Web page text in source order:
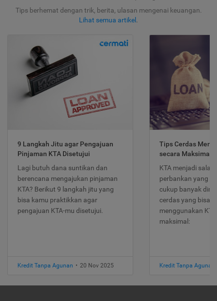
Tips berhemat dengan trik, berita, ulasan mengenai keuangan.
Lihat semua artikel .
9 Langkah Jitu agar Pengajuan
Pinjaman KTA Disetujui
Lagi butuh dana suntikan dan
berencana mengajukan pinjaman
KTA? Berikut 9 langkah jitu yang
bisa kamu praktikkan agar
pengajuan KTA-mu disetujui.
Kredit Tanpa Agunan • 20 Nov 2025
Tips Cerdas
secara Maksimal
KTA menjadi
perbankan yang
cukup banyak
cerdas yang bisa
menggunakan
maksimal:
Kredit Tanpa Agunan